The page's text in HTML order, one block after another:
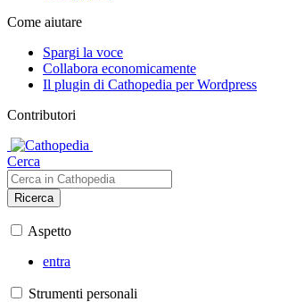
Come aiutare
Spargi la voce
Collabora economicamente
Il plugin di Cathopedia per Wordpress
Contributori
Cerca
Ricerca
Aspetto
entra
Strumenti personali